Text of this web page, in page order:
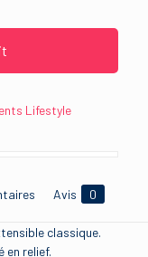
Lifestyle
Avis 0
classique.
en relief.